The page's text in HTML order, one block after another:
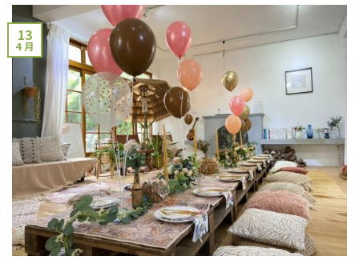
13
4 月